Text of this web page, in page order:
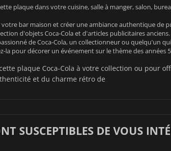
plaque dans votre cuisine, salle à manger, salon,
bar maison et créer une ambiance authentique de
d'objets Coca-Cola et d'articles publicitaires anciens.
de Coca-Cola, un collectionneur ou quelqu'un
la pour décorer un événement sur le thème des années
plaque Coca-Cola à votre collection ou pour
et du charme rétro de
SUSCEPTIBLES DE VOUS